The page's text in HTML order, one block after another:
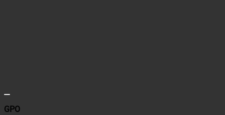
GPO